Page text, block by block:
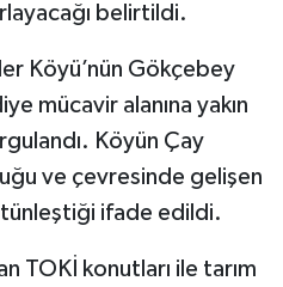
belirtildi.
Köyü’nün Gökçebey
mücavir alanına yakın
Köyün Çay
ve çevresinde gelişen
ifade edildi.
TOKİ konutları ile tarım